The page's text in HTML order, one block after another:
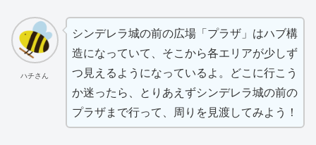
ハチさん
シンデレラ城の前の広場「プラザ」はハブ構
造になっていて、そこから各エリアが少しず
つ見えるようになっているよ。どこに行こう
か迷ったら、とりあえずシンデレラ城の前の
プラザまで行って、周りを見渡してみよう！